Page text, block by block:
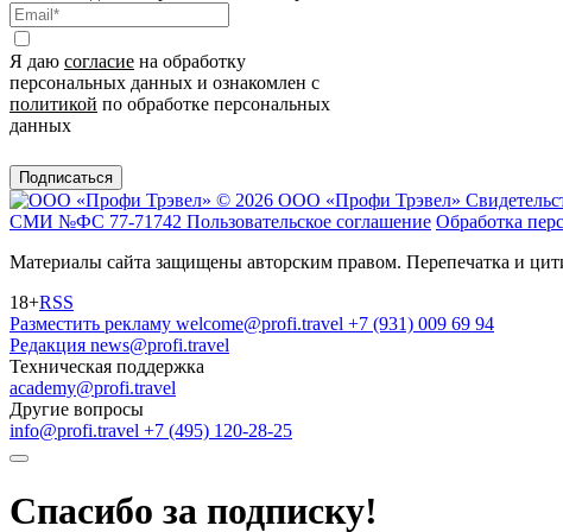
Я даю согласие на обработку
персональных данных и ознакомлен с
политикой по обработке персональных
данных
Подписаться
© 2026 ООО «Профи Трэвeл»
СМИ №ФС 77-71742 Пользовательское соглашение Обработка
Материалы сайта защищены авторским правом. Перепечатка и
18+RSS
Разместить рекламу welcome@profi.travel +7 (931) 009 69 94
Редакция news@profi.travel
Техническая поддержка
academy@profi.travel
Другие вопросы
info@profi.travel +7 (495) 120-28-25
Спасибо за подписку!